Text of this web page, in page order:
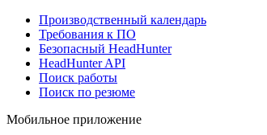
Производственный календарь
Требования к ПО
Безопасный HeadHunter
HeadHunter API
Поиск работы
Поиск по резюме
Мобильное приложение